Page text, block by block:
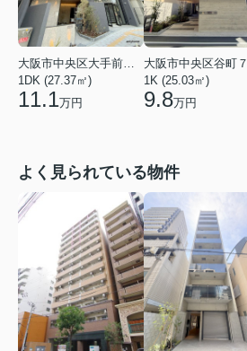
大阪市中央区大手前１丁目
1DK (27.37㎡)
11.1万円
1K (25.03㎡)
9.8万円
よく見られている物件